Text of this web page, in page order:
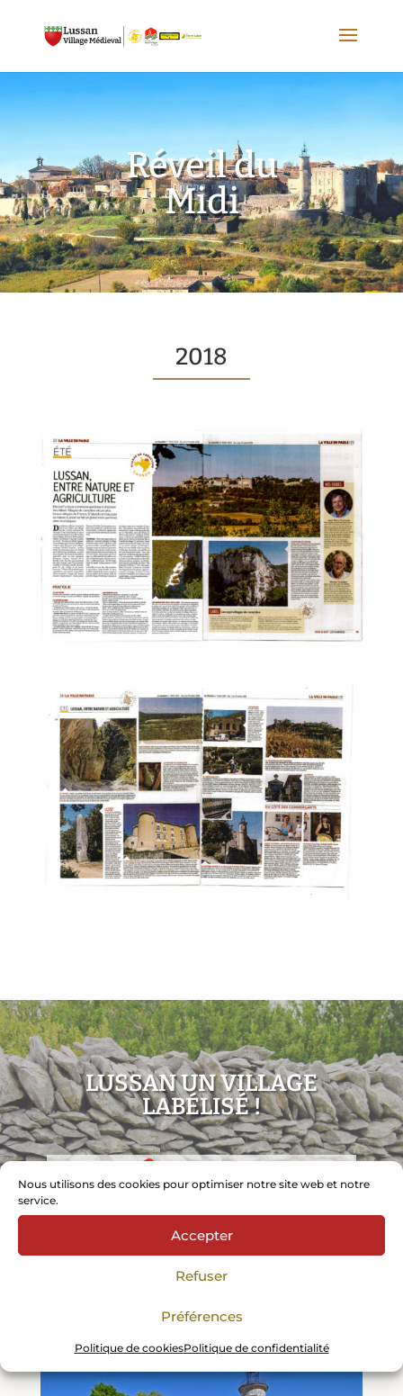
Nous utilisons des cookies pour optimiser notre site web et notre
service.
Accepter
Refuser
Préférences
Politique de cookiesPolitique de confidentialité
Réveil du
Midi
2018
LUSSAN UN VILLAGE
LABÉLISÉ !